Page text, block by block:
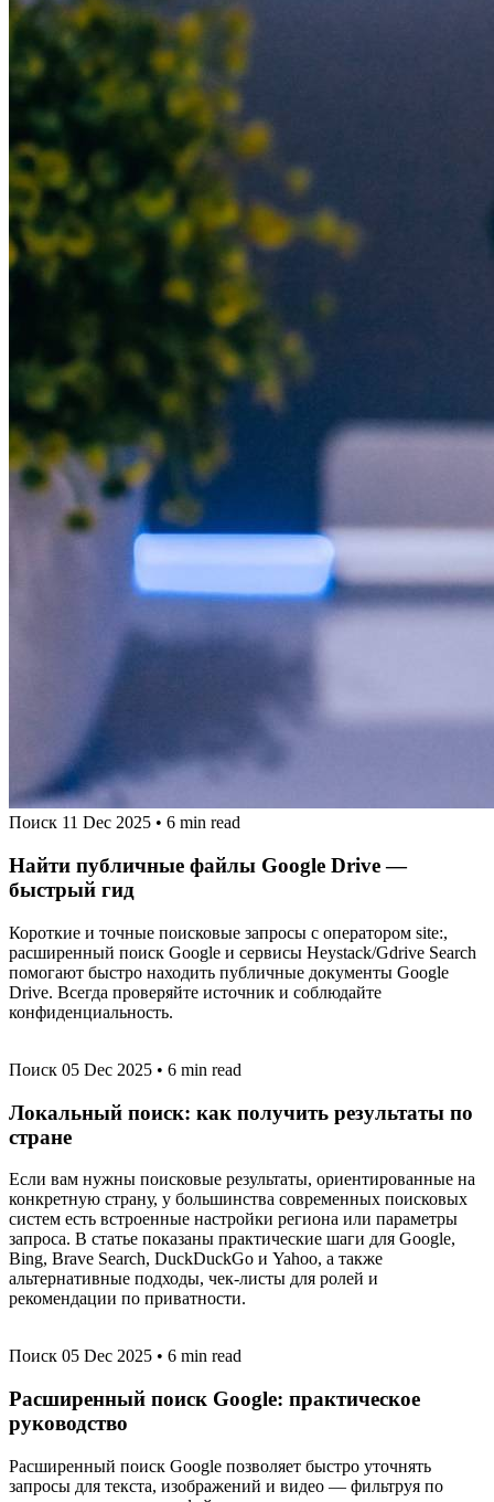
Поиск 11 Dec 2025 • 6 min read
Найти публичные файлы Google Drive —
быстрый гид
Короткие и точные поисковые запросы с оператором site:,
расширенный поиск Google и сервисы Heystack/Gdrive Search
помогают быстро находить публичные документы Google
Drive. Всегда проверяйте источник и соблюдайте
конфиденциальность.
Поиск 05 Dec 2025 • 6 min read
Локальный поиск: как получить результаты по
стране
Если вам нужны поисковые результаты, ориентированные на
конкретную страну, у большинства современных поисковых
систем есть встроенные настройки региона или параметры
запроса. В статье показаны практические шаги для Google,
Bing, Brave Search, DuckDuckGo и Yahoo, а также
альтернативные подходы, чек-листы для ролей и
рекомендации по приватности.
Поиск 05 Dec 2025 • 6 min read
Расширенный поиск Google: практическое
руководство
Расширенный поиск Google позволяет быстро уточнять
запросы для текста, изображений и видео — фильтруя по